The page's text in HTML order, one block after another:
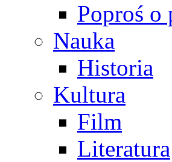
Poproś o
Nauka
Historia
Kultura
Film
Literatura